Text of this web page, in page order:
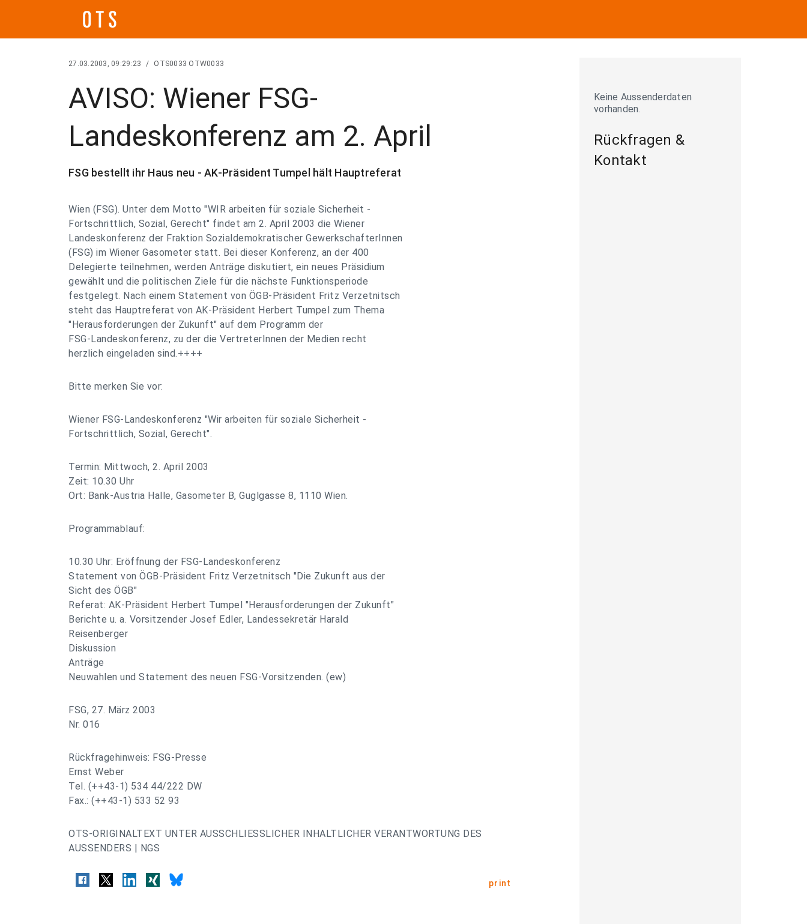
27.03.2003, 09:29:23 / OTS0033 OTW0033
AVISO: Wiener FSG-
Landeskonferenz am 2. April
FSG bestellt ihr Haus neu - AK-Präsident Tumpel hält Hauptreferat
Wien (FSG). Unter dem Motto "WIR arbeiten für soziale Sicherheit -
Fortschrittlich, Sozial, Gerecht" findet am 2. April 2003 die Wiener
Landeskonferenz der Fraktion Sozialdemokratischer GewerkschafterInnen
(FSG) im Wiener Gasometer statt. Bei dieser Konferenz, an der 400
Delegierte teilnehmen, werden Anträge diskutiert, ein neues Präsidium
gewählt und die politischen Ziele für die nächste Funktionsperiode
festgelegt. Nach einem Statement von ÖGB-Präsident Fritz Verzetnitsch
steht das Hauptreferat von AK-Präsident Herbert Tumpel zum Thema
"Herausforderungen der Zukunft" auf dem Programm der
FSG-Landeskonferenz, zu der die VertreterInnen der Medien recht
herzlich eingeladen sind.++++
Bitte merken Sie vor:
Wiener FSG-Landeskonferenz "Wir arbeiten für soziale Sicherheit -
Fortschrittlich, Sozial, Gerecht".
Termin: Mittwoch, 2. April 2003
Zeit: 10.30 Uhr
Ort: Bank-Austria Halle, Gasometer B, Guglgasse 8, 1110 Wien.
Programmablauf:
10.30 Uhr: Eröffnung der FSG-Landeskonferenz
Statement von ÖGB-Präsident Fritz Verzetnitsch "Die Zukunft aus der
Sicht des ÖGB"
Referat: AK-Präsident Herbert Tumpel "Herausforderungen der Zukunft"
Berichte u. a. Vorsitzender Josef Edler, Landessekretär Harald
Reisenberger
Diskussion
Anträge
Neuwahlen und Statement des neuen FSG-Vorsitzenden. (ew)
FSG, 27. März 2003
Nr. 016
Rückfragehinweis: FSG-Presse
Ernst Weber
Tel. (++43-1) 534 44/222 DW
Fax.: (++43-1) 533 52 93
OTS-ORIGINALTEXT UNTER AUSSCHLIESSLICHER INHALTLICHER VERANTWORTUNG DES
AUSSENDERS | NGS
print
Keine Aussenderdaten
vorhanden.
Rückfragen &
Kontakt